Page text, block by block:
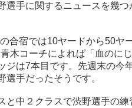
手に関するニュースを幾つ
合宿では10ヤードから50ヤ
木コーチによれば「血のに
は7本目です。先週末の今
手だったそうです。
中２クラスで渋野選手の練